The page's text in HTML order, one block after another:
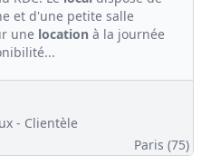
et d'une petite salle
une location à la journée
- Clientèle
Paris (75)